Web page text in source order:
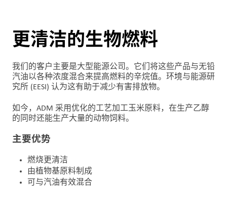
与
创
企
业
化
与
职
发
展
更清洁的生物燃料
我们的客户主要是大型能源公司。它们将这些产品与无铅
汽油以各种浓度混合来提高燃料的辛烷值。环境与能源研
究所 (EESI) 认为这有助于减少有害排放物。
如今，ADM 采用优化的工艺加工玉米原料，在生产乙醇
的同时还能生产大量的动物饲料。
主要优势
燃烧更清洁
由植物基原料制成
可与汽油有效混合